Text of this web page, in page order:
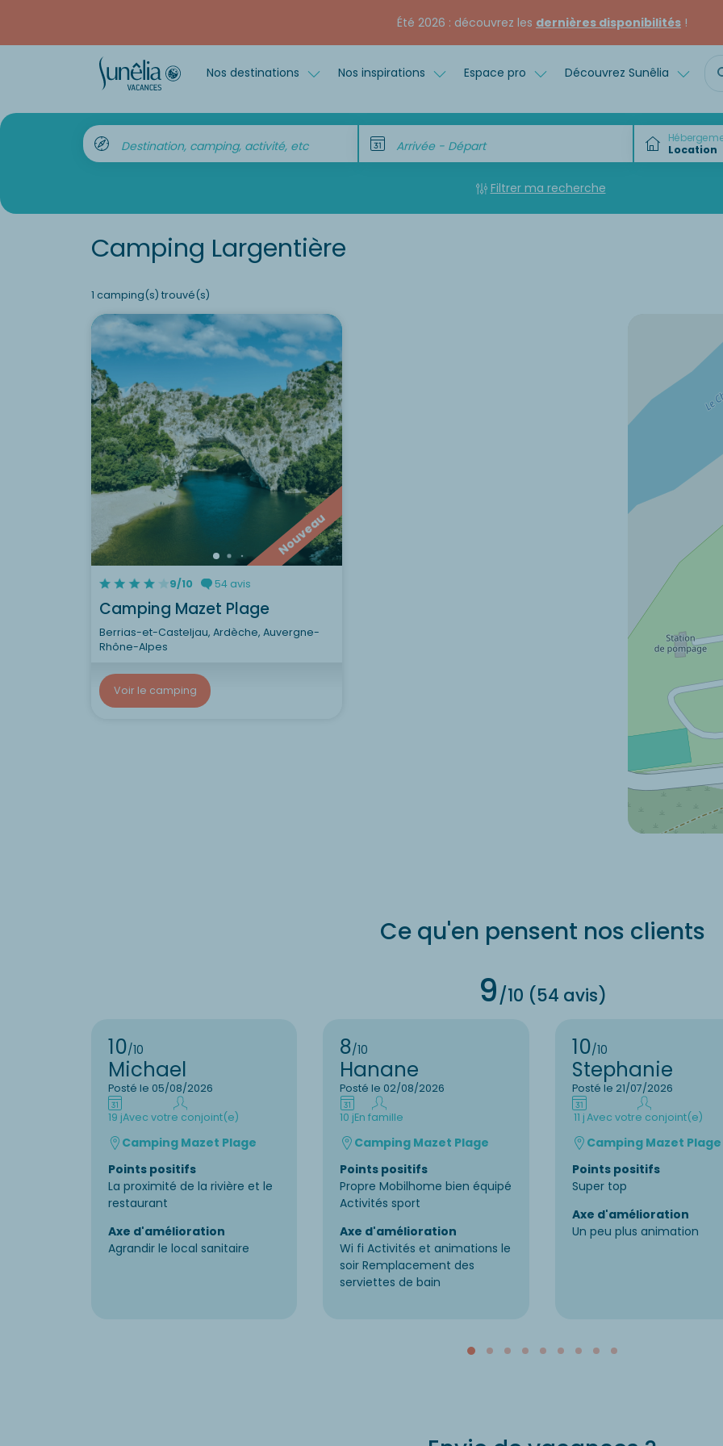
Été 2026 : découvrez les dernières disponibilités !
Nos destinations Nos inspirations Espace pro Découvrez Sunêlia
Destination, camping, activité, etc Arrivée - Départ
Filtrer ma recherche
Camping Largentière
1 camping(s) trouvé(s)
Nouveau
9/10 54 avis
Camping Mazet Plage
Berrias-et-Casteljau, Ardèche, Auvergne-
Rhône-Alpes
Voir le camping
Ce qu'en pensent nos clients
9/10 (54 avis)
10/10
Michael
Posté le 05/08/2026
19 jAvec votre conjoint(e)
Camping Mazet Plage
Points positifs
La proximité de la rivière et le
restaurant
Axe d'amélioration
Agrandir le local sanitaire
8/10
Hanane
Posté le 02/08/2026
10 jEn famille
Camping Mazet Plage
Points positifs
Propre Mobilhome bien équipé
Activités sport
Axe d'amélioration
Wi fi Activités et animations le
soir Remplacement des
serviettes de bain
10/10
Stephanie
Posté le 21/07/2026
11 jAvec votre conjoint(e)
Camping Mazet Plage
Points positifs
Super top
Axe d'amélioration
Un peu plus animation